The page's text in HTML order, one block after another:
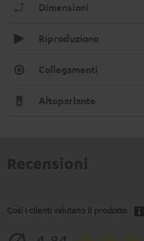
Dimensioni
Riproduzione
Collegamenti
Altoparlante
Così i clienti valutano il prodotto